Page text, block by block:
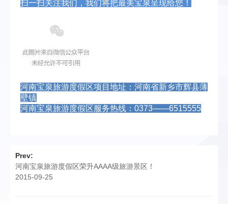
扫一扫关注我们，我们将把最美宝泉呈现给您！
河南宝泉旅游度假区项目地址：河南省新乡市辉县薄
壁镇
河南宝泉旅游度假区服务热线：0373——6515555
Prev:
河南宝泉旅游度假区荣升AAAA级旅游景区！
2015-09-25